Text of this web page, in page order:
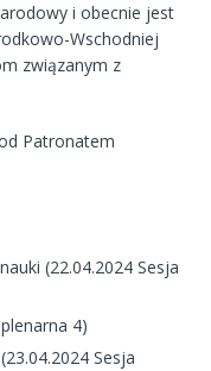
i obecnie jest
Wschodniej
związanym z
Patronatem
(22.04.2024 Sesja
4)
Sesja